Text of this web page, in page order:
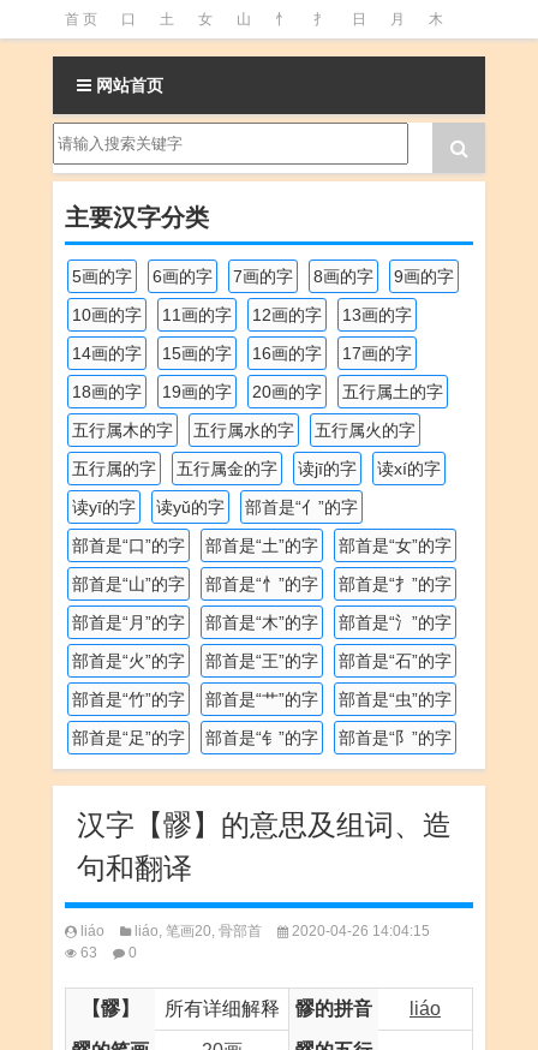
首 页 口 土 女 山 忄 扌 日 月 木
氵 火 王 石 竹 糹 艹 虫 言 足
阝 魚
网站首页
主要汉字分类
5画的字 6画的字 7画的字 8画的字
9画的字
10画的字
11画的字 12画的字
13画的字
14画的字
15画的字 16画的字
17画的字
18画的字
19画的字 20画的字
五行属土的字
五行属木的字
五行属水的字
五行属火的字
五行属的字
五行属金的字 读jī的字
读xí的字
读yī的字
读yǔ的字
部首是“亻”的字
部首是“口”的字
部首是“土”的字
部首是“女”的字
部首是“山”的字
部首是“忄”的字
部首是“扌”的字
部首是“月”的字
部首是“木”的字
部首是“氵”的字
部首是“火”的字
部首是“王”的字
部首是“石”的字
部首是“竹”的字
部首是“艹”的字
部首是“虫”的字
部首是“足”的字
部首是“钅”的字 部首是“阝”的字
汉字【髎】的意思及组词、造
句和翻译
liáo liáo, 笔画20, 骨部首
2020-04-26 14:04:15
63
0
【髎】 所有详细解释 髎的拼音 liáo